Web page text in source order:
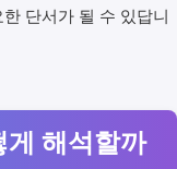
단서가 될 수 있답니
해석할까